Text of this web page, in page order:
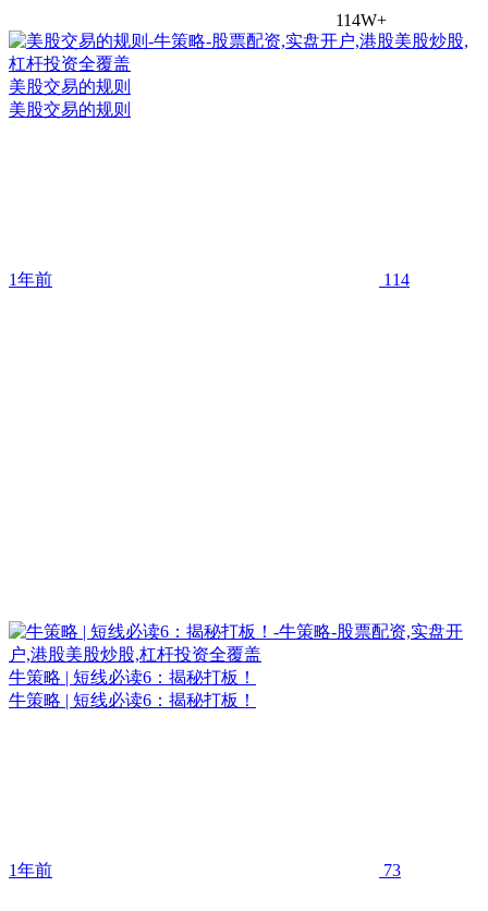
114W+
美股交易的规则
美股交易的规则
1年前 114
牛策略 | 短线必读6：揭秘打板！
牛策略 | 短线必读6：揭秘打板！
1年前 73